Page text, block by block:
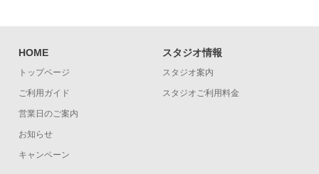
HOME
トップページ
ご利用ガイド
営業日のご案内
お知らせ
キャンペーン
スタジオ情報
スタジオ案内
スタジオご利用料金